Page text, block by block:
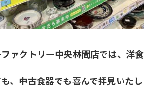
ファクトリー中央林間店では、洋
、中古食器でも喜んで拝見いたし